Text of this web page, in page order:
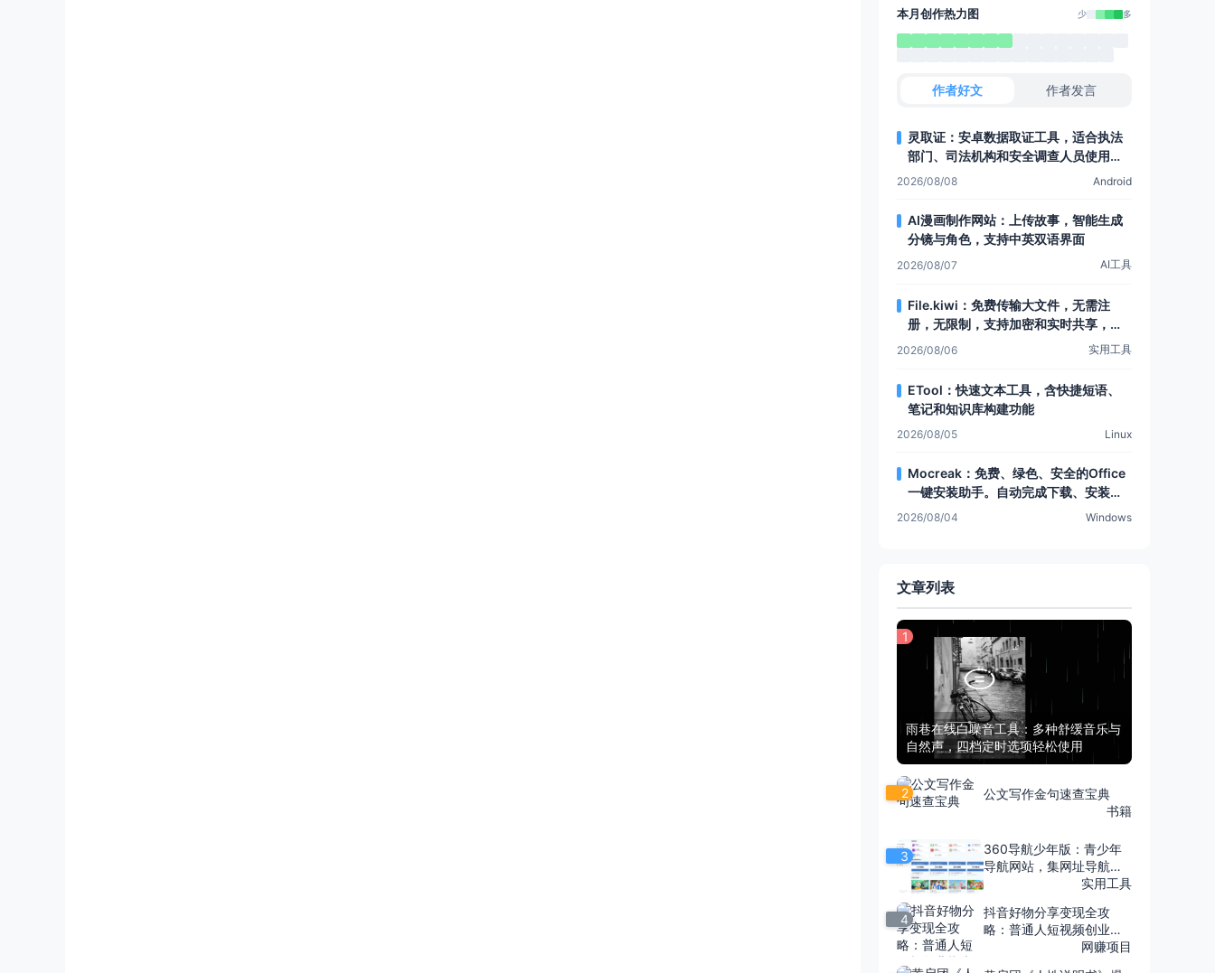
本月创作热力图 少 多
作者好文 作者发言
灵取证：安卓数据取证工具，适合执法
部门、司法机构和安全调查人员使用，
可提取安卓设备数据
2026/08/08 Android
AI漫画制作网站：上传故事，智能生成
分镜与角色，支持中英双语界面
2026/08/07 AI工具
File.kiwi：免费传输大文件，无需注
册，无限制，支持加密和实时共享，还
有Web文件夹功能
2026/08/06 实用工具
ETool：快速文本工具，含快捷短语、
笔记和知识库构建功能
2026/08/05 Linux
Mocreak：免费、绿色、安全的Office
一键安装助手。自动完成下载、安装和
部署，让Office安装更简单，支持多种
2026/08/04 Windows
文章列表
1
雨巷在线白噪音工具：多种舒缓音乐与
自然声，四档定时选项轻松使用
2
公文写作金句速查宝典
书籍
3
360导航少年版：青少年
导航网站，集网址导航、
知识问答、娱乐视频、书
实用工具
4
抖音好物分享变现全攻
略：普通人短视频创业指
网赚项目